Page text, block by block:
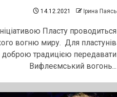
14.12.2021 Ірина Паясь
Пласту проводиться
вогню миру. Для пластунів
доброю традицією передавати
Вифлеємський вогонь...